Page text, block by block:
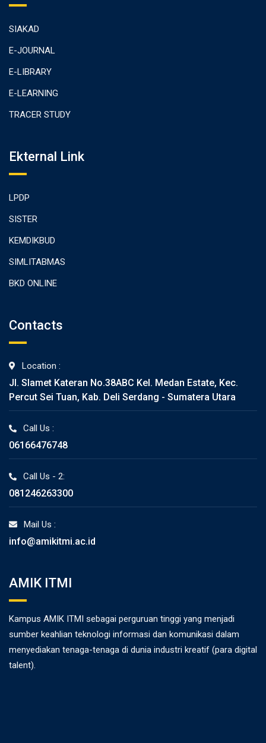
SIAKAD
E-JOURNAL
E-LIBRARY
E-LEARNING
TRACER STUDY
Ekternal Link
LPDP
SISTER
KEMDIKBUD
SIMLITABMAS
BKD ONLINE
Contacts
Location :
Jl. Slamet Kateran No.38ABC Kel. Medan Estate, Kec.
Percut Sei Tuan, Kab. Deli Serdang - Sumatera Utara
Call Us :
06166476748
Call Us - 2:
081246263300
Mail Us :
info@amikitmi.ac.id
AMIK ITMI
Kampus AMIK ITMI sebagai perguruan tinggi yang menjadi
sumber keahlian teknologi informasi dan komunikasi dalam
menyediakan tenaga-tenaga di dunia industri kreatif (para digital
talent).